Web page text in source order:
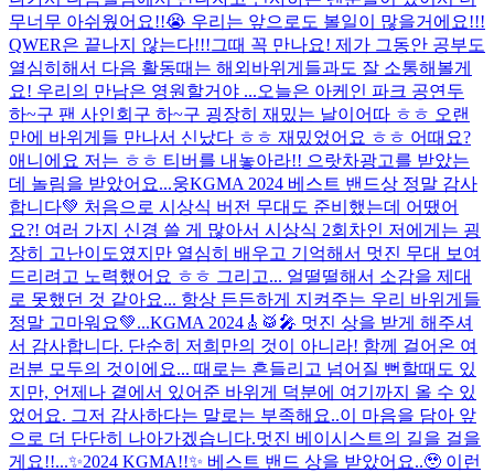
무너무 아쉬웠어요!!😭 우리는 앞으로도 볼일이 많을거에요!!!
QWER은 끝나지 않는다!!!그때 꼭 만나요! 제가 그동안 공부도
열심히해서 다음 활동때는 해외바위게들과도 잘 소통해볼게
요! 우리의 만남은 영원할거야 ...오늘은 아케인 파크 공연두
하~구 팬 사인회구 하~구 굉장히 재밌는 날이어따 ㅎㅎ 오랜
만에 바위게들 만나서 신났다 ㅎㅎ 재밌었어요 ㅎㅎ 어때요?
애니에요 저는 ㅎㅎ 티버를 내놓아라!! 으랏차광고를 받았는
데 놀림을 받았어요...웅KGMA 2024 베스트 밴드상 정말 감사
합니다💚 처음으로 시상식 버전 무대도 준비했는데 어땠어
요?! 여러 가지 신경 쓸 게 많아서 시상식 2회차인 저에게는 굉
장히 고난이도였지만 열심히 배우고 기억해서 멋진 무대 보여
드리려고 노력했어요 ㅎㅎ 그리고... 얼떨떨해서 소감을 제대
로 못했던 것 같아요... 항상 든든하게 지켜주는 우리 바위게들
정말 고마워요💚...KGMA 2024🎸🥁🎤 멋진 상을 받게 해주셔
서 감사합니다. 단순히 저희만의 것이 아니라! 함께 걸어온 여
러분 모두의 것이에요... 때로는 흔들리고 넘어질 뻔할때도 있
지만, 언제나 곁에서 있어준 바위게 덕분에 여기까지 올 수 있
었어요. 그저 감사하다는 말로는 부족해요..이 마음을 담아 앞
으로 더 단단히 나아가겠습니다.멋진 베이시스트의 길을 걸을
게요!!...✨2024 KGMA!!✨ 베스트 밴드 상을 받았어요..🥹 이런